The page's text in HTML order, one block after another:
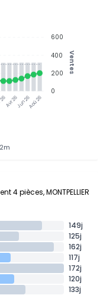
Avr 26Jun 26Aoû 26
600
400
200
0
Ventes
4 pièces, MONTPELLIER
149j
125j
162j
117j
172j
120j
133j